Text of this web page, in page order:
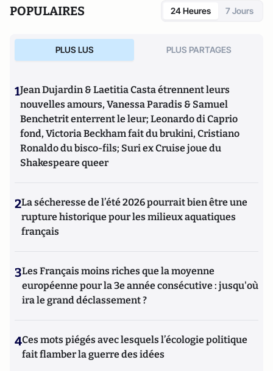
POPULAIRES 24 Heures 7 Jours
PLUS LUS PLUS PARTAGES
1Jean Dujardin & Laetitia Casta étrennent leurs
nouvelles amours, Vanessa Paradis & Samuel
Benchetrit enterrent le leur; Leonardo di Caprio
fond, Victoria Beckham fait du brukini, Cristiano
Ronaldo du bisco-fils; Suri ex Cruise joue du
Shakespeare queer
2La sécheresse de l’été 2026 pourrait bien être une
rupture historique pour les milieux aquatiques
français
3Les Français moins riches que la moyenne
européenne pour la 3e année consécutive : jusqu'où
ira le grand déclassement ?
4Ces mots piégés avec lesquels l’écologie politique
fait flamber la guerre des idées